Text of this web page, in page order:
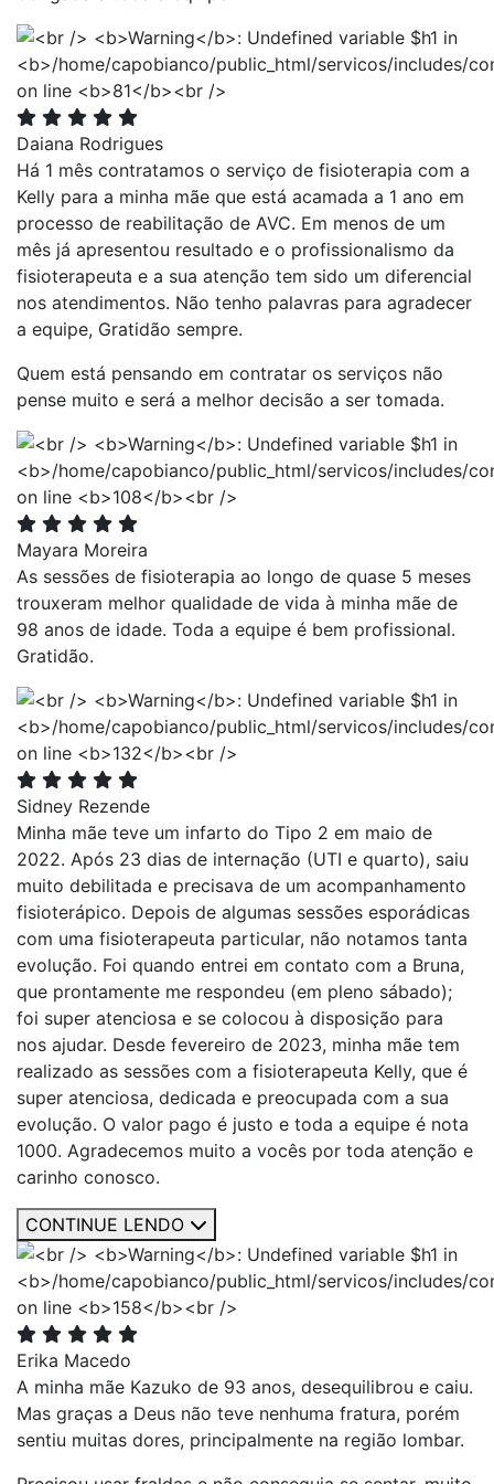
Daiana Rodrigues
Há 1 mês contratamos o serviço de fisioterapia com a
Kelly para a minha mãe que está acamada a 1 ano em
processo de reabilitação de AVC. Em menos de um
mês já apresentou resultado e o profissionalismo da
fisioterapeuta e a sua atenção tem sido um diferencial
nos atendimentos. Não tenho palavras para agradecer
a equipe, Gratidão sempre.
Quem está pensando em contratar os serviços não
pense muito e será a melhor decisão a ser tomada.
Mayara Moreira
As sessões de fisioterapia ao longo de quase 5 meses
trouxeram melhor qualidade de vida à minha mãe de
98 anos de idade. Toda a equipe é bem profissional.
Gratidão.
Sidney Rezende
Minha mãe teve um infarto do Tipo 2 em maio de
2022. Após 23 dias de internação (UTI e quarto), saiu
muito debilitada e precisava de um acompanhamento
fisioterápico. Depois de algumas sessões esporádicas
com uma fisioterapeuta particular, não notamos tanta
evolução. Foi quando entrei em contato com a Bruna,
que prontamente me respondeu (em pleno sábado);
foi super atenciosa e se colocou à disposição para
nos ajudar. Desde fevereiro de 2023, minha mãe tem
realizado as sessões com a fisioterapeuta Kelly, que é
super atenciosa, dedicada e preocupada com a sua
evolução. O valor pago é justo e toda a equipe é nota
1000. Agradecemos muito a vocês por toda atenção e
carinho conosco.
CONTINUE LENDO
Erika Macedo
A minha mãe Kazuko de 93 anos, desequilibrou e caiu.
Mas graças a Deus não teve nenhuma fratura, porém
sentiu muitas dores, principalmente na região lombar.